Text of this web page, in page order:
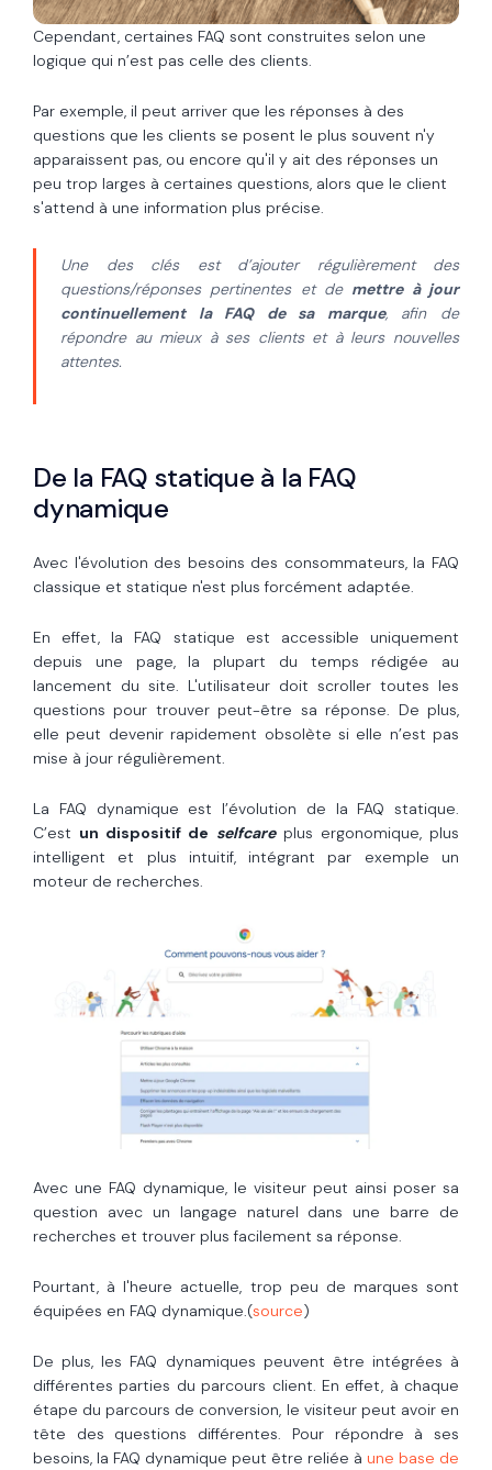
Cependant, certaines FAQ sont construites selon une
logique qui n’est pas celle des clients.
Par exemple, il peut arriver que les réponses à des
questions que les clients se posent le plus souvent n'y
apparaissent pas, ou encore qu'il y ait des réponses un
peu trop larges à certaines questions, alors que le client
s'attend à une information plus précise.
Une des clés est d’ajouter régulièrement des
questions/réponses pertinentes et de mettre à jour
continuellement la FAQ de sa marque, afin de
répondre au mieux à ses clients et à leurs nouvelles
attentes.
De la FAQ statique à la FAQ
dynamique
Avec l'évolution des besoins des consommateurs, la FAQ
classique et statique n'est plus forcément adaptée.
En effet, la FAQ statique est accessible uniquement
depuis une page, la plupart du temps rédigée au
lancement du site. L'utilisateur doit scroller toutes les
questions pour trouver peut-être sa réponse. De plus,
elle peut devenir rapidement obsolète si elle n’est pas
mise à jour régulièrement.
La FAQ dynamique est l’évolution de la FAQ statique.
C’est un dispositif de selfcareplus ergonomique, plus
intelligent et plus intuitif, intégrant par exemple un
moteur de recherches.
Avec une FAQ dynamique, le visiteur peut ainsi poser sa
question avec un langage naturel dans une barre de
recherches et trouver plus facilement sa réponse.
Pourtant, à l'heure actuelle, trop peu de marques sont
équipées en FAQ dynamique.(source)
De plus, les FAQ dynamiques peuvent être intégrées à
différentes parties du parcours client. En effet, à chaque
étape du parcours de conversion, le visiteur peut avoir en
tête des questions différentes. Pour répondre à ses
besoins, la FAQ dynamique peut être reliée à une base de